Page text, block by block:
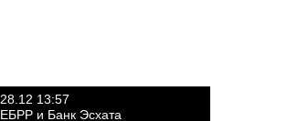
28.12 13:57
ЕБРР и Банк Эсхата